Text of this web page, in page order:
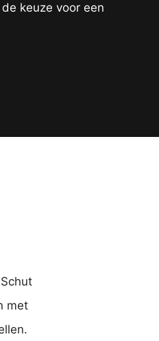
keuze voor een
met